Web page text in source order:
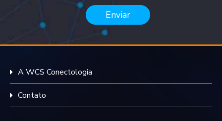
Enviar
A WCS Conectologia
Contato